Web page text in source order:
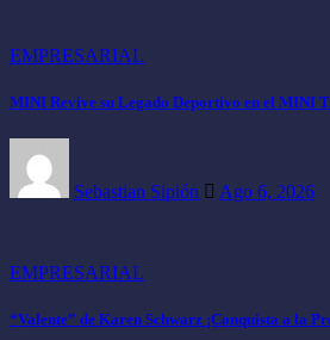
EMPRESARIAL
MINI Revive su Legado Deportivo en el MINI
Sebastian Sipión Ago 6, 2026
EMPRESARIAL
“Valente” de Karen Schwarz ¡Conquista a la